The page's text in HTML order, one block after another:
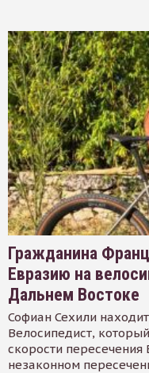
Гражданина
Евразию на
Дальнем Востоке
Софиан Сехили
Велосипедист,
скорости пересечения
незаконном